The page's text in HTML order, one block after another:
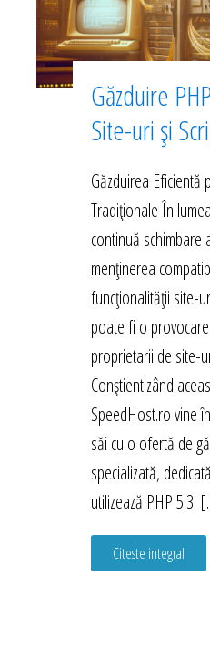
Găzduire
Site-uri și
Găzduirea Eficientă
Tradiționale În
continuă
menținerea
funcționalității site-
poate fi o
proprietarii de site-
Conștientizând
SpeedHost.ro vine
săi cu o ofertă de
specializată,
utilizează PHP 5.3.
Citeste integral